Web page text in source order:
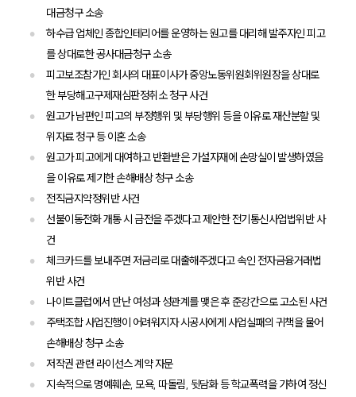
대금청구 소송
하수급 업체인 종합인테리어를 운영하는 원고를 대리해 발주자인 피고
를 상대로한 공사대금청구 소송
피고보조참가인 회사의 대표이사가 중앙노동위원회위원장을 상대로
한 부당해고구제재심판정취소 청구 사건
원고가 남편인 피고의 부정행위 및 부당행위 등을 이유로 재산분할 및
위자료 청구 등 이혼 소송
원고가 피고에게 대여하고 반환받은 가설자재에 손망실이 발생하였음
을 이유로 제기한 손해배상 청구 소송
전직금지약정위반 사건
선불이동전화 개통 시 금전을 주겠다고 제안한 전기통신사업법위반 사
건
체크카드를 보내주면 저금리로 대출해주겠다고 속인 전자금융거래법
위반 사건
나이트클럽에서 만난 여성과 성관계를 맺은 후 준강간으로 고소된 사건
주택조합 사업진행이 어려워지자 시공사에게 사업실패의 귀책을 물어
손해배상 청구 소송
저작권 관련 라이선스 계약 자문
지속적으로 명예훼손, 모욕, 따돌림, 뒷담화 등 학교폭력을 가하여 정신